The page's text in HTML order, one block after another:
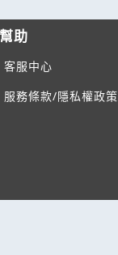
幫助
客服中心
服務條款/隱私權政策